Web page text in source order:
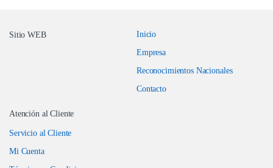
Sitio WEB
Inicio
Empresa
Reconocimientos Nacionales
Contacto
Atención al Cliente
Servicio al Cliente
Mi Cuenta